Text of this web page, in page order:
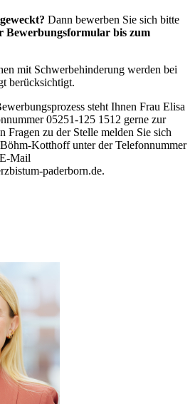
Dann bewerben Sie sich bitte
Bewerbungsformular bis zum
mit Schwerbehinderung werden bei
berücksichtigt.
steht Ihnen Frau Elisa
05251-125 1512 gerne zur
Fragen zu der Stelle melden Sie sich
Kotthoff unter der Telefonnummer
Mail
paderborn.de.